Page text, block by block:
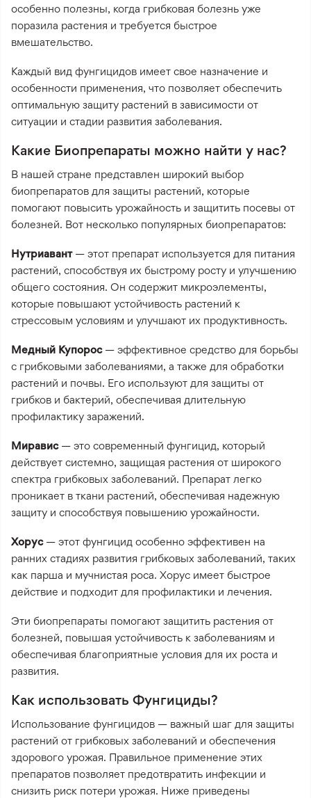
особенно полезны, когда грибковая болезнь уже
поразила растения и требуется быстрое
вмешательство.
Каждый вид фунгицидов имеет свое назначение и
особенности применения, что позволяет обеспечить
оптимальную защиту растений в зависимости от
ситуации и стадии развития заболевания.
Какие Биопрепараты можно найти у нас?
В нашей стране представлен широкий выбор
биопрепаратов для защиты растений, которые
помогают повысить урожайность и защитить посевы от
болезней. Вот несколько популярных биопрепаратов:
Нутриавант— этот препарат используется для питания
растений, способствуя их быстрому росту и улучшению
общего состояния. Он содержит микроэлементы,
которые повышают устойчивость растений к
стрессовым условиям и улучшают их продуктивность.
Медный Купорос— эффективное средство для борьбы
с грибковыми заболеваниями, а также для обработки
растений и почвы. Его используют для защиты от
грибков и бактерий, обеспечивая длительную
профилактику заражений.
Миравис— это современный фунгицид, который
действует системно, защищая растения от широкого
спектра грибковых заболеваний. Препарат легко
проникает в ткани растений, обеспечивая надежную
защиту и способствуя повышению урожайности.
Хорус— этот фунгицид особенно эффективен на
ранних стадиях развития грибковых заболеваний, таких
как парша и мучнистая роса. Хорус имеет быстрое
действие и подходит для профилактики и лечения.
Эти биопрепараты помогают защитить растения от
болезней, повышая устойчивость к заболеваниям и
обеспечивая благоприятные условия для их роста и
развития.
Как использовать Фунгициды?
Использование фунгицидов — важный шаг для защиты
растений от грибковых заболеваний и обеспечения
здорового урожая. Правильное применение этих
препаратов позволяет предотвратить инфекции и
снизить риск потери урожая. Ниже приведены